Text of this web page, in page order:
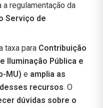
a regulamentação da
Serviço de
taxa para Contribuição
Iluminação Pública e
MU) e amplia as
recursos. O
dúvidas sobre o